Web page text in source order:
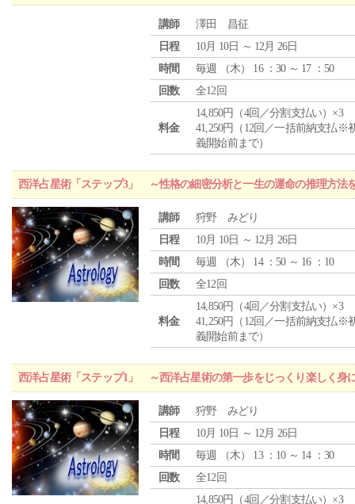
講師
澤田 昌征
日程
10月 10日 ～ 12月 26日
時間
毎週 （木） 16 ：30 ～ 17 ：50
回数
全12回
料金
14,850円（4回／分割支払い）×3
41,250円（12回／一括前納支払※
義開始前まで）
西洋占星術「ステップ3」 ～性格の細密分析と一生の運命の推理方法
講師
狩野 みどり
日程
10月 10日 ～ 12月 26日
時間
毎週 （木） 14 ：50 ～ 16 ：10
回数
全12回
料金
14,850円（4回／分割支払い）×3
41,250円（12回／一括前納支払※
義開始前まで）
西洋占星術「ステップ1」 ～西洋占星術の第一歩をじっくり楽しく身
講師
狩野 みどり
日程
10月 10日 ～ 12月 26日
時間
毎週 （木） 13 ：10 ～ 14 ：30
回数
全12回
14,850円（4回／分割支払い）×3